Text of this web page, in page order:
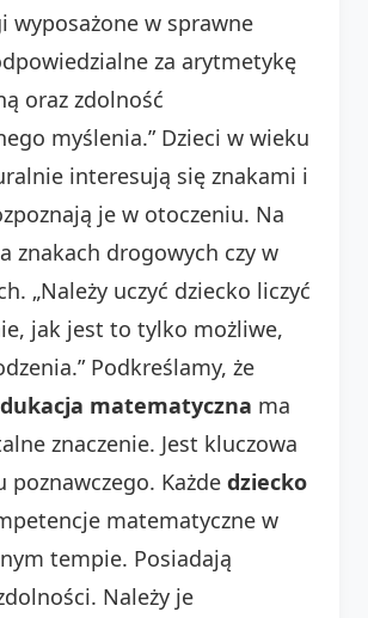
wyposażone w sprawne
za arytmetykę
oraz zdolność
myślenia.” Dzieci w wieku
interesują się znakami i
je w otoczeniu. Na
znakach drogowych czy w
„Należy uczyć dziecko liczyć
jak jest to tylko możliwe,
Podkreślamy, że
matematyczna ma
znaczenie. Jest kluczowa
poznawczego. Każde dziecko
matematyczne w
tempie. Posiadają
Należy je